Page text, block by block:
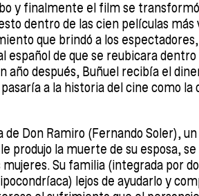
y finalmente el film se
dentro de las cien películas
que brindó a los
español de que se reubicara
año después, Buñuel recibía el
a la historia del cine como
Don Ramiro (Fernando Soler),
produjo la muerte de su esposa, se
Su familia (integrada por
lejos de ayudarlo y